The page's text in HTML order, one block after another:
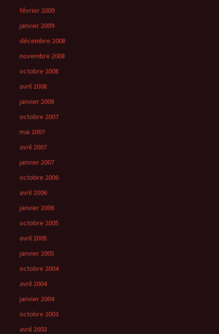
février 2009
janvier 2009
décembre 2008
novembre 2008
octobre 2008
avril 2008
janvier 2008
octobre 2007
mai 2007
avril 2007
janvier 2007
octobre 2006
avril 2006
janvier 2006
octobre 2005
avril 2005
janvier 2005
octobre 2004
avril 2004
janvier 2004
octobre 2003
avril 2003